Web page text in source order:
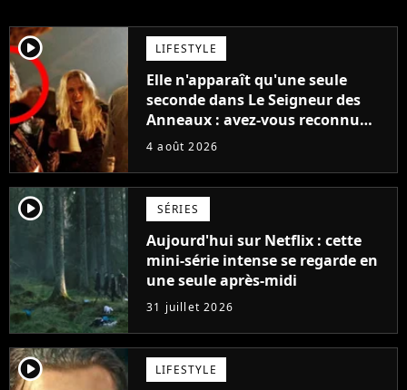
player2 LIFESTYLE
Elle n'apparaît qu'une seule
seconde dans Le Seigneur des
Anneaux : avez-vous reconnu
cette légende du cinéma dans la
4 août 2026
player2 SÉRIES
Aujourd'hui sur Netflix : cette
mini-série intense se regarde en
une seule après-midi
31 juillet 2026
player2 LIFESTYLE